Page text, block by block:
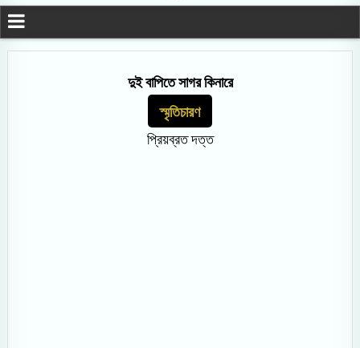
দুই বাপিতে সাগর কিনারে
স্মৃতিচারণ
প্রিয়ব্রত দত্ত